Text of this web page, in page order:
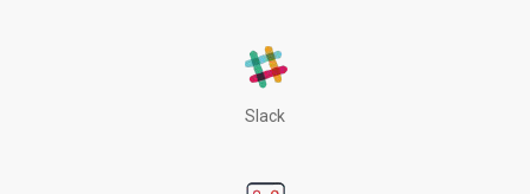
Slack